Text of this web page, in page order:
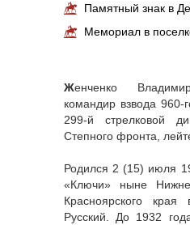
Памятный знак в
Мемориал в
Женченко
командир взвода 960-
299-й стрелковой
Степного фронта,
Родился 2 (15) июля
«Ключи» ныне
Красноярского края
Русский. До 1932